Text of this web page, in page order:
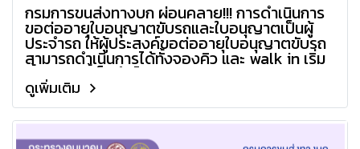
กรมการขนส่งทางบก ผ่อนคลาย!!! การดำเนินการ
ขอต่ออายุใบอนุญาตขับรถและใบอนุญาตเป็นผู้
ประจำรถ ให้ผู้ประสงค์ขอต่ออายุใบอนุญาตขับรถ
สามารถดำเนินการได้ทั้งจองคิว และ walk in เริ่ม
ตั้งแต่บัดนี้เป็นต้นไป
ดูเพิ่มเติม